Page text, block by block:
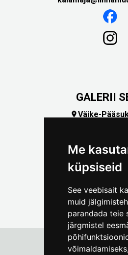
Me
küpsiseid
See veebisait
muid
parandada teie
järgmistel
võimaldamiseks,
GALERII
Väike-